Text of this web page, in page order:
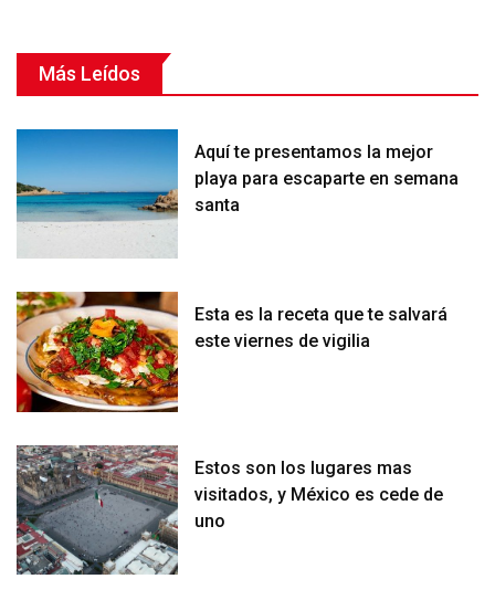
Más Leídos
Aquí te presentamos la mejor
playa para escaparte en semana
santa
Esta es la receta que te salvará
este viernes de vigilia
Estos son los lugares mas
visitados, y México es cede de
uno